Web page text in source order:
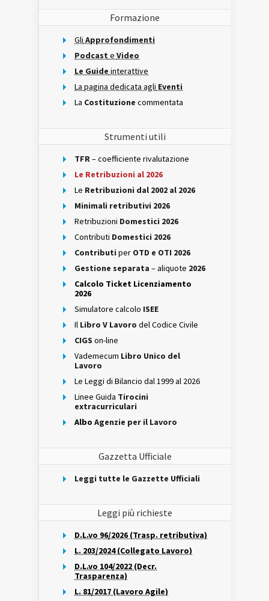
Formazione
Gli Approfondimenti
Podcast e Video
Le Guide interattive
La pagina dedicata agli Eventi
La Costituzione commentata
Strumenti utili
TFR– coefficiente rivalutazione
Le Retribuzioni al 2026
Le Retribuzioni dal 2002 al 2026
Minimali retributivi 2026
Retribuzioni Domestici 2026
Contributi Domestici 2026
Contributi per OTD e OTI 2026
Gestione separata – aliquote 2026
Calcolo Ticket Licenziamento
2026
Simulatore calcolo ISEE
Il Libro V Lavoro del Codice Civile
CIGS on-line
Vademecum Libro Unico del
Lavoro
Le Leggi di Bilancio dal 1999 al 2026
Linee Guida Tirocini
extracurriculari
Albo Agenzie per il Lavoro
Gazzetta Ufficiale
Leggi tutte le Gazzette Ufficiali
Leggi più richieste
D.L.vo 96/2026 (Trasp. retributiva)
L. 203/2024 (Collegato Lavoro)
D.L.vo 104/2022 (Decr.
Trasparenza)
L. 81/2017 (Lavoro Agile)